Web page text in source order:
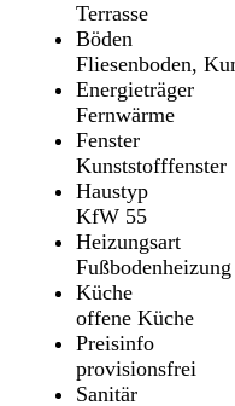
Terrasse
Böden
Fliesenboden,
Energieträger
Fernwärme
Fenster
Kunststofffenster
Haustyp
KfW 55
Heizungsart
Fußbodenheizung
Küche
offene Küche
Preisinfo
provisionsfrei
Sanitär